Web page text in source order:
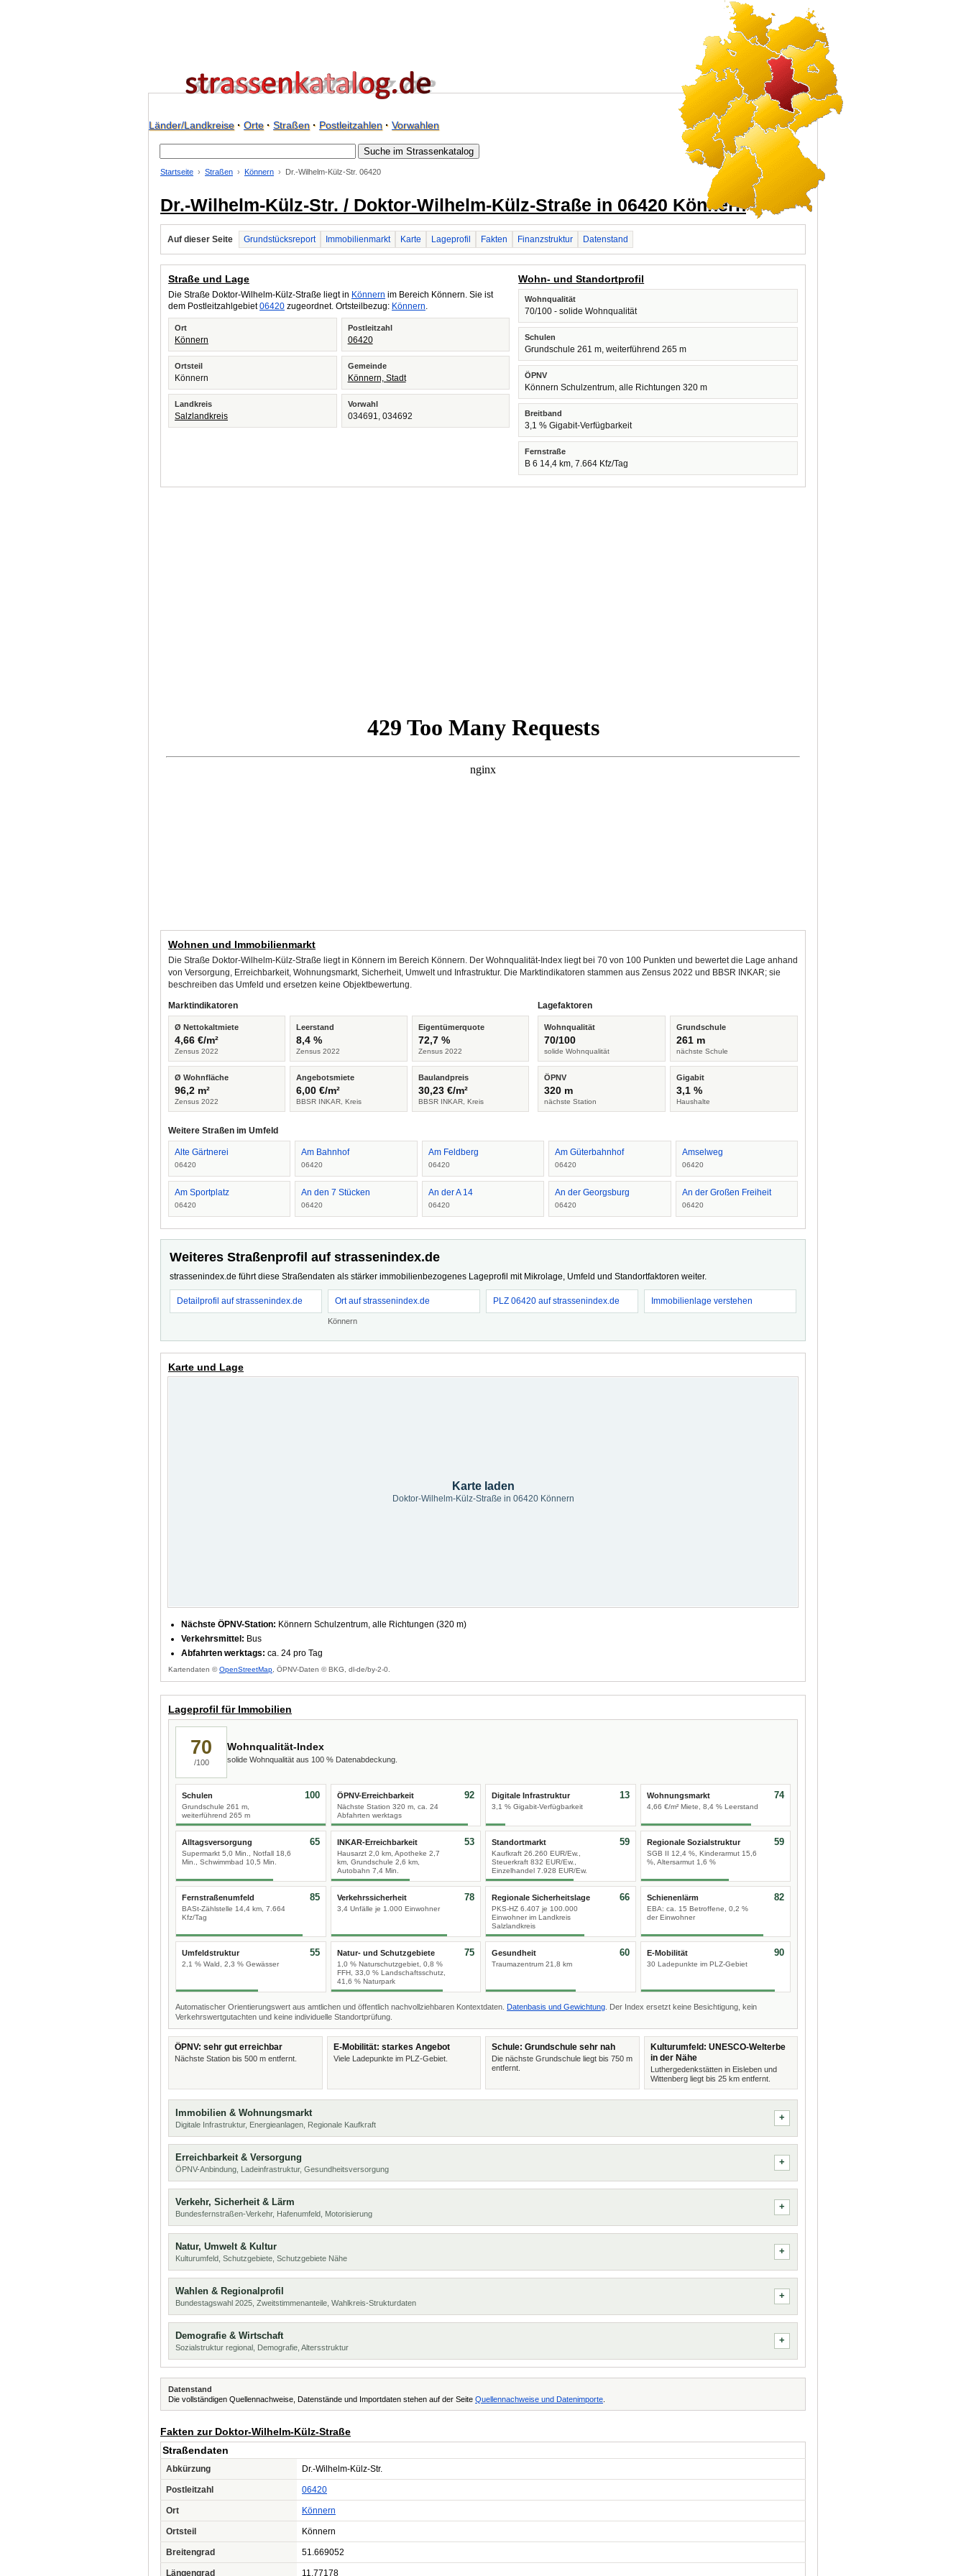
Länder/Landkreise· Orte· Straßen· Postleitzahlen· Vorwahlen
Startseite Straßen Könnern Dr.-Wilhelm-Külz-Str. 06420
Dr.-Wilhelm-Külz-Str. / Doktor-Wilhelm-Külz-Straße in 06420 Könnern
Auf dieser Seite Grundstücksreport Immobilienmarkt Karte Lageprofil Fakten Finanzstruktur Datenstand
Straße und Lage
Die Straße Doktor-Wilhelm-Külz-Straße liegt in Könnern im Bereich Könnern. Sie ist
dem Postleitzahlgebiet06420 zugeordnet. Ortsteilbezug: Könnern.
Ort
Könnern
Postleitzahl
06420
Ortsteil
Könnern
Gemeinde
Könnern, Stadt
Landkreis
Salzlandkreis
Vorwahl
034691, 034692
Wohn- und Standortprofil
Wohnqualität
70/100 - solide Wohnqualität
Schulen
Grundschule 261 m, weiterführend 265 m
ÖPNV
Könnern Schulzentrum, alle Richtungen 320 m
Breitband
3,1 % Gigabit-Verfügbarkeit
Fernstraße
B 6 14,4 km, 7.664 Kfz/Tag
Wohnen und Immobilienmarkt
Die Straße Doktor-Wilhelm-Külz-Straße liegt in Könnern im Bereich Könnern. Der Wohnqualität-Index liegt bei 70 von 100 Punkten und bewertet die Lage anhand
von Versorgung, Erreichbarkeit, Wohnungsmarkt, Sicherheit, Umwelt und Infrastruktur. Die Marktindikatoren stammen aus Zensus 2022 und BBSR INKAR; sie
beschreiben das Umfeld und ersetzen keine Objektbewertung.
Marktindikatoren
Ø Nettokaltmiete
4,66 €/m²
Zensus 2022
Leerstand
8,4 %
Zensus 2022
Eigentümerquote
72,7 %
Zensus 2022
Ø Wohnfläche
96,2 m²
Zensus 2022
Angebotsmiete
6,00 €/m²
BBSR INKAR, Kreis
Baulandpreis
30,23 €/m²
BBSR INKAR, Kreis
Lagefaktoren
Wohnqualität
70/100
solide Wohnqualität
Grundschule
261 m
nächste Schule
ÖPNV
320 m
nächste Station
Gigabit
3,1 %
Haushalte
Weitere Straßen im Umfeld
Alte Gärtnerei
06420
Am Bahnhof
06420
Am Feldberg
06420
Am Güterbahnhof
06420
Amselweg
06420
Am Sportplatz
06420
An den 7 Stücken
06420
An der A 14
06420
An der Georgsburg
06420
An der Großen Freiheit
06420
Weiteres Straßenprofil auf strassenindex.de
strassenindex.de führt diese Straßendaten als stärker immobilienbezogenes Lageprofil mit Mikrolage, Umfeld und Standortfaktoren weiter.
Detailprofil auf strassenindex.de Ort auf strassenindex.de
Könnern
PLZ 06420 auf strassenindex.de Immobilienlage verstehen
Karte und Lage
Karte laden
Doktor-Wilhelm-Külz-Straße in 06420 Könnern
Nächste ÖPNV-Station: Könnern Schulzentrum, alle Richtungen (320 m)
Verkehrsmittel: Bus
Abfahrten werktags: ca. 24 pro Tag
Kartendaten ©OpenStreetMap , ÖPNV-Daten © BKG, dl-de/by-2-0.
Lageprofil für Immobilien
70
/100
Wohnqualität-Index
solide Wohnqualität aus 100 % Datenabdeckung.
Schulen
Grundschule 261 m,
weiterführend 265 m
100 ÖPNV-Erreichbarkeit
Nächste Station 320 m, ca. 24
Abfahrten werktags
92 Digitale Infrastruktur
3,1 % Gigabit-Verfügbarkeit
13 Wohnungsmarkt
4,66 €/m² Miete, 8,4 % Leerstand
74
Alltagsversorgung
Supermarkt 5,0 Min., Notfall 18,6
Min., Schwimmbad 10,5 Min.
65 INKAR-Erreichbarkeit
Hausarzt 2,0 km, Apotheke 2,7
km, Grundschule 2,6 km,
Autobahn 7,4 Min.
53 Standortmarkt
Kaufkraft 26.260 EUR/Ew.,
Steuerkraft 832 EUR/Ew.,
Einzelhandel 7.928 EUR/Ew.
59 Regionale Sozialstruktur
SGB II 12,4 %, Kinderarmut 15,6
%, Altersarmut 1,6 %
59
Fernstraßenumfeld
BASt-Zählstelle 14,4 km, 7.664
Kfz/Tag
85 Verkehrssicherheit
3,4 Unfälle je 1.000 Einwohner
78 Regionale Sicherheitslage
PKS-HZ 6.407 je 100.000
Einwohner im Landkreis
Salzlandkreis
66 Schienenlärm
EBA: ca. 15 Betroffene, 0,2 %
der Einwohner
82
Umfeldstruktur
2,1 % Wald, 2,3 % Gewässer
55 Natur- und Schutzgebiete
1,0 % Naturschutzgebiet, 0,8 %
FFH, 33,0 % Landschaftsschutz,
41,6 % Naturpark
75 Gesundheit
Traumazentrum 21,8 km
60 E-Mobilität
30 Ladepunkte im PLZ-Gebiet
90
Automatischer Orientierungswert aus amtlichen und öffentlich nachvollziehbaren Kontextdaten. Datenbasis und Gewichtung . Der Index ersetzt keine Besichtigung, kein
Verkehrswertgutachten und keine individuelle Standortprüfung.
ÖPNV: sehr gut erreichbar
Nächste Station bis 500 m entfernt.
E-Mobilität: starkes Angebot
Viele Ladepunkte im PLZ-Gebiet.
Schule: Grundschule sehr nah
Die nächste Grundschule liegt bis 750 m
entfernt.
Kulturumfeld: UNESCO-Welterbe
in der Nähe
Luthergedenkstätten in Eisleben und
Wittenberg liegt bis 25 km entfernt.
Immobilien & Wohnungsmarkt
Digitale Infrastruktur, Energieanlagen, Regionale Kaufkraft
Erreichbarkeit & Versorgung
ÖPNV-Anbindung, Ladeinfrastruktur, Gesundheitsversorgung
Verkehr, Sicherheit & Lärm
Bundesfernstraßen-Verkehr, Hafenumfeld, Motorisierung
Natur, Umwelt & Kultur
Kulturumfeld, Schutzgebiete, Schutzgebiete Nähe
Wahlen & Regionalprofil
Bundestagswahl 2025, Zweitstimmenanteile, Wahlkreis-Strukturdaten
Demografie & Wirtschaft
Sozialstruktur regional, Demografie, Altersstruktur
Datenstand
Die vollständigen Quellennachweise, Datenstände und Importdaten stehen auf der Seite Quellennachweise und Datenimporte
Fakten zur Doktor-Wilhelm-Külz-Straße
Straßendaten
Abkürzung Dr.-Wilhelm-Külz-Str.
Postleitzahl 06420
Ort Könnern
Ortsteil Könnern
Breitengrad 51.669052
Längengrad 11.77178